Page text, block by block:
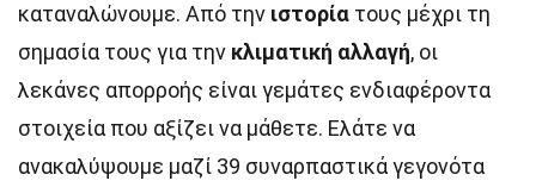
καταναλώνουμε. Από την ιστορία τους μέχρι τη
σημασία τους για την κλιματική αλλαγή, οι
λεκάνες απορροής είναι γεμάτες ενδιαφέροντα
στοιχεία που αξίζει να μάθετε. Ελάτε να
ανακαλύψουμε μαζί 39 συναρπαστικά γεγονότα